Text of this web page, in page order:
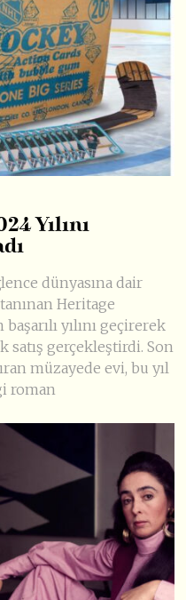
Yılını
dünyasına dair
Heritage
yılını geçirerek
satış gerçekleştirdi. Son
müzayede evi, bu yıl
roman